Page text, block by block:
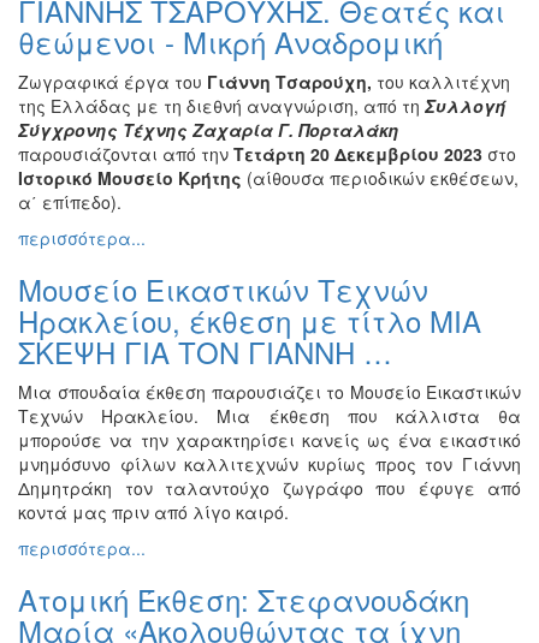
Βιβλίο
Ζωγραφική
Φωτογραφία
Τραγούδι
Μουσική
Κινηματογράφος
Χορός
Παζάρι
Ειδών
Συνέδρια
Ημερίδες
-
Διημερίδες
Σεμινάρια-
Διαλέξεις-
Ομιλίες
Διάφορες
Εκθέσεις
Εκδηλώσεις
ΓΙΑΝΝΗΣ ΤΣΑΡΟΥΧΗΣ. Θεατές και
θεώμενοι - Μικρή Αναδρομική
Ζωγραφικά έργα του Γιάννη Τσαρούχη, του καλλιτέχνη
της Ελλάδας με τη διεθνή αναγνώριση, από τη Συλλογή
Σύγχρονης Τέχνης Ζαχαρία Γ. Πορταλάκη
παρουσιάζονται από την Τετάρτη 20 Δεκεμβρίου 2023 στο
Ιστορικό Μουσείο Κρήτης (αίθουσα περιοδικών εκθέσεων,
α΄ επίπεδο).
περισσότερα...
Μουσείο Εικαστικών Τεχνών
Ηρακλείου, έκθεση με τίτλο ΜΙΑ
ΣΚΕΨΗ ΓΙΑ ΤΟΝ ΓΙΑΝΝΗ …
Μια σπουδαία έκθεση παρουσιάζει το Μουσείο Εικαστικών
Τεχνών Ηρακλείου. Μια έκθεση που κάλλιστα θα
μπορούσε να την χαρακτηρίσει κανείς ως ένα εικαστικό
μνημόσυνο φίλων καλλιτεχνών κυρίως προς τον Γιάννη
Δημητράκη τον ταλαντούχο ζωγράφο που έφυγε από
κοντά μας πριν από λίγο καιρό.
περισσότερα...
Ατομική Έκθεση: Στεφανουδάκη
Μαρία «Ακολουθώντας τα ίχνη